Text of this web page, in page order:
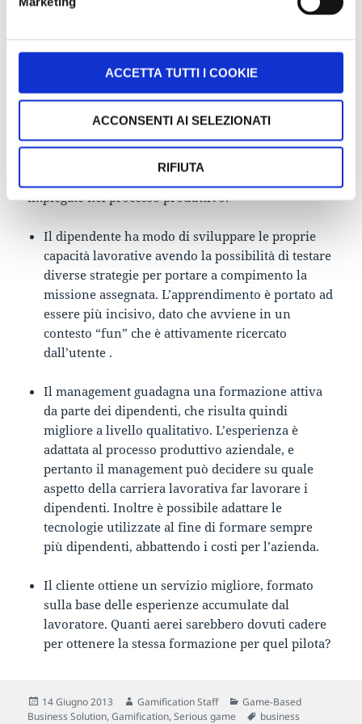
ACCETTA TUTTI I COOKIE
ACCONSENTI AI SELEZIONATI
RIFIUTA
In questo modo potrà, esattamente come se stesse
giocando ad un altro qualsiasi videogame, imparare
dai propri errori per non commetterne nella vita
reale.
Il vantaggio si sviluppa per tutte le categorie
impiegate nel processo produttivo:
Il dipendente ha modo di sviluppare le proprie
capacità lavorative avendo la possibilità di testare
diverse strategie per portare a compimento la
missione assegnata. L’apprendimento è portato ad
essere più incisivo, dato che avviene in un
contesto “fun” che è attivamente ricercato
dall’utente .
Il management guadagna una formazione attiva
da parte dei dipendenti, che risulta quindi
migliore a livello qualitativo. L’esperienza è
adattata al processo produttivo aziendale, e
pertanto il management può decidere su quale
aspetto della carriera lavorativa far lavorare i
dipendenti. Inoltre è possibile adattare le
tecnologie utilizzate al fine di formare sempre
più dipendenti, abbattendo i costi per l’azienda.
Il cliente ottiene un servizio migliore, formato
sulla base delle esperienze accumulate dal
lavoratore. Quanti aerei sarebbero dovuti cadere
per ottenere la stessa formazione per quel pilota?
Scritto
il
14 Giugno 2013 Autore
Gamification Staff Categorie
Game-Based
Business Solution,Gamification,Serious game Tag
business